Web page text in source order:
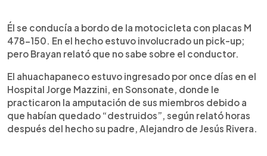
Él se conducía a bordo de la motocicleta con placas M
478-150. En el hecho estuvo involucrado un pick-up;
pero Brayan relató que no sabe sobre el conductor.
El ahuachapaneco estuvo ingresado por once días en el
Hospital Jorge Mazzini, en Sonsonate, donde le
practicaron la amputación de sus miembros debido a
que habían quedado “destruidos”, según relató horas
después del hecho su padre, Alejandro de Jesús Rivera.